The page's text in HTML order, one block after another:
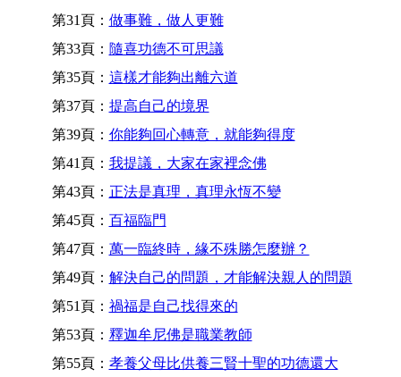
第31頁： 做事難，做人更難
第33頁： 隨喜功德不可思議
第35頁： 這樣才能夠出離六道
第37頁： 提高自己的境界
第39頁： 你能夠回心轉意，就能夠得度
第41頁： 我提議，大家在家裡念佛
第43頁： 正法是真理，真理永恆不變
第45頁： 百福臨門
第47頁： 萬一臨終時，緣不殊勝怎麼辦？
第49頁： 解決自己的問題，才能解決親人的問題
第51頁： 禍福是自己找得來的
第53頁： 釋迦牟尼佛是職業教師
第55頁： 孝養父母比供養三賢十聖的功德還大